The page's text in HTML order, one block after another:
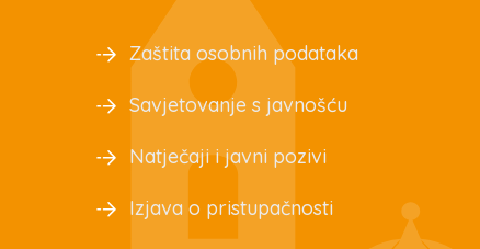
Zaštita osobnih podataka
Savjetovanje s javnošću
Natječaji i javni pozivi
Izjava o pristupačnosti